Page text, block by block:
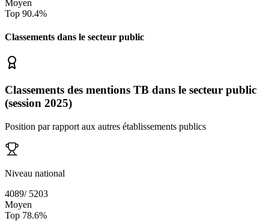
Moyen
Top 90.4%
Classements dans le secteur public
Classements des mentions TB dans le secteur public
(session 2025)
Position par rapport aux autres établissements publics
Niveau national
4089/ 5203
Moyen
Top 78.6%